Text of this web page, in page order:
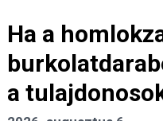
Ha a
a